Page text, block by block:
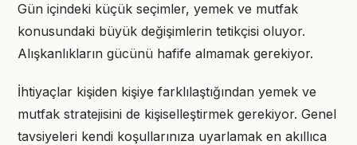
Gün içindeki küçük seçimler, yemek ve mutfak
konusundaki büyük değişimlerin tetikçisi oluyor.
Alışkanlıkların gücünü hafife almamak gerekiyor.
İhtiyaçlar kişiden kişiye farklılaştığından yemek ve
mutfak stratejisini de kişiselleştirmek gerekiyor. Genel
tavsiyeleri kendi koşullarınıza uyarlamak en akıllıca